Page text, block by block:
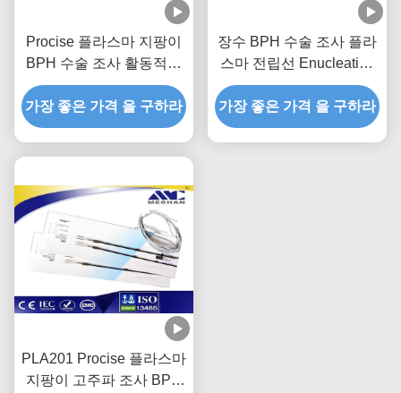
Procise 플라스마 지팡이
BPH 수술 조사 활동적인
플라스마 양극 TURP
가장 좋은 가격 을 구하라
장수 BPH 수술 조사 플라
스마 전립선 Enucleation
286mm 갱구 길이
가장 좋은 가격 을 구하라
PLA201 Procise 플라스마
지팡이 고주파 조사 BPH